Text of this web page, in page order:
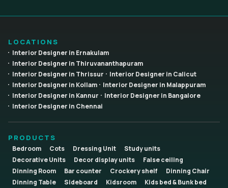
LOCATIONS
Interior Designer in Ernakulam
Interior Designer in Thiruvananthapuram
Interior Designer in Thrissur
Interior Designer in Calicut
Interior Designer in Kollam
Interior Designer in Malappuram
Interior Designer in Kannur
Interior Designer in Bangalore
Interior Designer in Chennai
PRODUCTS
Bedroom Cots Dressing Unit
Study units
Decorative Units
Decor display units
False ceiling
Dinning Room
Bar counter Crockery shelf
Dinning Chair
Dinning Table
Sideboard Kidsroom
Kids bed & Bunk bed